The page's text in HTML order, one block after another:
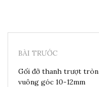
BÀI TRƯỚC
Gối đỡ thanh trượt tròn
vuông góc 10-12mm